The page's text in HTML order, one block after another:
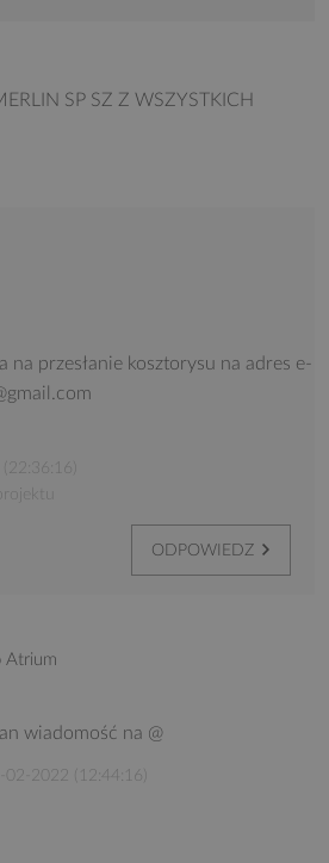
SP SZ Z WSZYSTKICH
na przesłanie kosztorysu na adres e-
ODPOWIEDZ
Atrium
wiadomość na @
02-2022 (12:44:16)